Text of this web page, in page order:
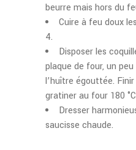
beurre mais hors du
Cuire à feu doux
4.
Disposer les
plaque de four, un
l’huître égouttée.
gratiner au four 180
Dresser
saucisse chaude.